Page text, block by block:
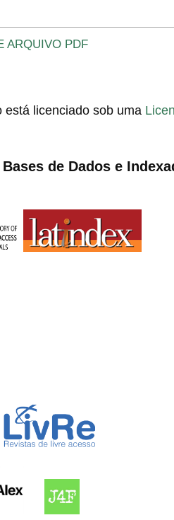
ARQUIVO PDF
está licenciado sob uma
de Dados e